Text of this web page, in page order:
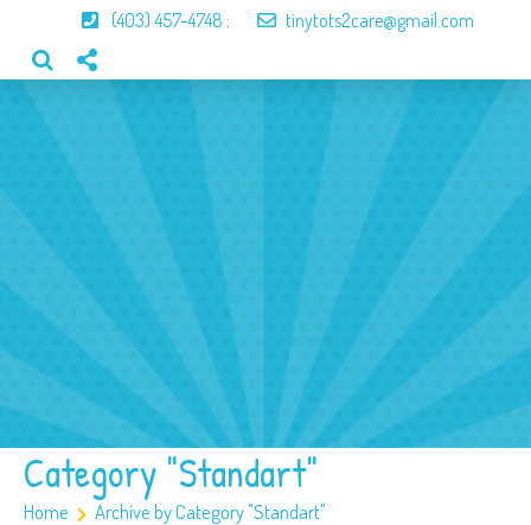
(403) 457-4748 ; tinytots2care@gmail.com
Our Program
Our Team
Contact
Category "Standart"
Home Archive by Category "Standart"